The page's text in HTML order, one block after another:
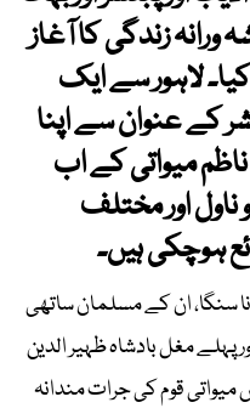
ورانہ زندگی کا آغاز
لاہور سے ایک
کے عنوان سے اپنا
ناظم میواتی کے اب
اور مختلف
ہوچکی ہیں۔
سنگا، ان کے مسلمان ساتھی
پہلے مغل بادشاہ ظہیر الدین
قوم کی جرات مندانہ